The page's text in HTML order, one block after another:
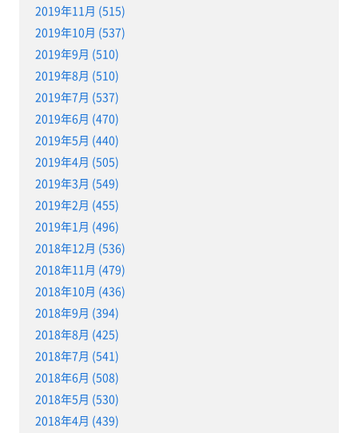
2019年11月 (515)
2019年10月 (537)
2019年9月 (510)
2019年8月 (510)
2019年7月 (537)
2019年6月 (470)
2019年5月 (440)
2019年4月 (505)
2019年3月 (549)
2019年2月 (455)
2019年1月 (496)
2018年12月 (536)
2018年11月 (479)
2018年10月 (436)
2018年9月 (394)
2018年8月 (425)
2018年7月 (541)
2018年6月 (508)
2018年5月 (530)
2018年4月 (439)